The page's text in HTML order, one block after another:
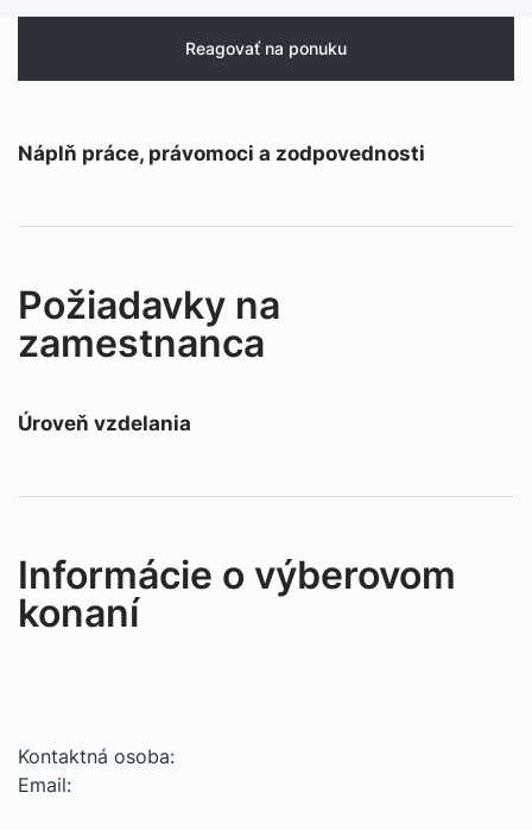
Reagovať na ponuku
Náplň práce, právomoci a zodpovednosti
Požiadavky na
zamestnanca
Úroveň vzdelania
Informácie o výberovom
konaní
Kontaktná osoba:
Email: